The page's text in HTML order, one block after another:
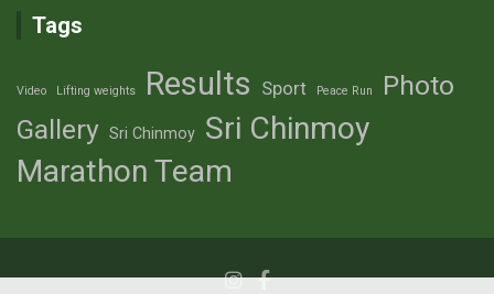
Tags
Video Lifting weights Results Sport Peace Run
Photo
Gallery Sri Chinmoy
Sri Chinmoy
Marathon Team